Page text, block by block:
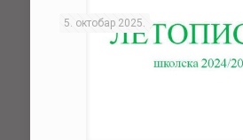
5. октобар 2025.